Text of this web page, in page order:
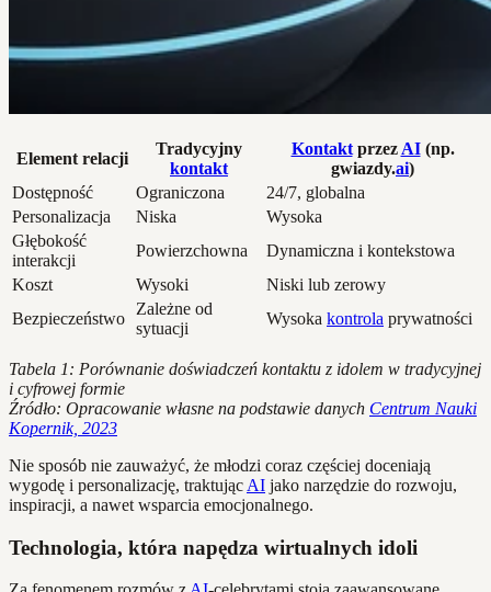
Element relacji
Tradycyjny
kontakt
Kontaktprzez AI(np.
gwiazdy.ai)
Dostępność
Ograniczona
24/7, globalna
Personalizacja
Niska
Wysoka
Głębokość
interakcji
Powierzchowna
Dynamiczna i kontekstowa
Koszt
Wysoki
Niski lub zerowy
Bezpieczeństwo
Zależne od
sytuacji
Wysoka kontrola prywatności
Tabela 1: Porównanie doświadczeń kontaktu z idolem w tradycyjnej
i cyfrowej formie
Źródło: Opracowanie własne na podstawie danych Centrum Nauki
Kopernik, 2023
Nie sposób nie zauważyć, że młodzi coraz częściej doceniają
wygodę i personalizację, traktując AI jako narzędzie do rozwoju,
inspiracji, a nawet wsparcia emocjonalnego.
Technologia, która napędza wirtualnych idoli